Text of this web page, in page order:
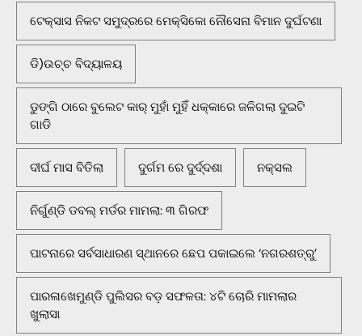
ଟେକ୍ସାସ ନିକଟ ସମୁଦ୍ରରେ ମେକ୍ସିକୋ ନୌସେନା ବିମାନ ଦୁର୍ଘଟଣା
ଡି)ଉଚ୍ଚ ବିଦ୍ୟାଳୟ
ଡୁଙ୍ଗି ଠାରେ ବୁଲେଟ କାର୍ ମୁହାଁ ମୁହିଁ ଧକ୍କାରେ ଜଳିଗଲା ଦୁଇଟି
ଗାଡି
ଦୀର୍ଘ ମାସ ବିତିଲା ଦୁର୍ଗମ ରେ ଦୁର୍ଦ୍ଦଶା ନକ୍ସଲ
ନିର୍ଗୁଣ୍ଡି ଡବଲ୍ ମର୍ଡର ମାମଲା: ୩ ଗିରଫ
ପାଟନାରେ ସର୍ବସାଧାରଣ ସ୍ଥାନରେ ଛେପ ପକାଇଲେ ‘ନଗରଶତ୍ରୁ’
ପାରଳାଖେମୁଣ୍ଡି ପୁଲିସର ବଡ଼ ସଫଳତା: ୪ଟି ଚୋରି ମାମଲାର
ଖୁଲାସା